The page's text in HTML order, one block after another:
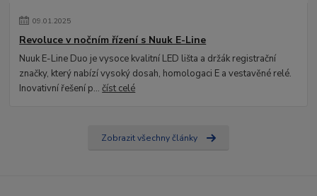
09.01.2025
Revoluce v nočním řízení s Nuuk E-Line
Nuuk E-Line Duo je vysoce kvalitní LED lišta a držák registrační
značky, který nabízí vysoký dosah, homologaci E a vestavěné relé.
Inovativní řešení p...číst celé
Zobrazit všechny články